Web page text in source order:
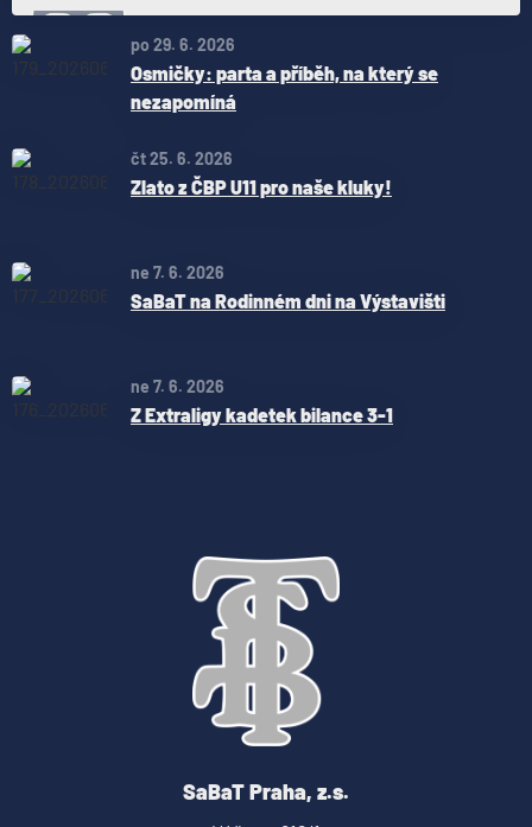
po 29. 6. 2026
Osmičky: parta a příběh, na který se
nezapomíná
čt 25. 6. 2026
Zlato z ČBP U11 pro naše kluky!
ne 7. 6. 2026
SaBaT na Rodinném dni na Výstavišti
ne 7. 6. 2026
Z Extraligy kadetek bilance 3-1
SaBaT Praha, z.s.